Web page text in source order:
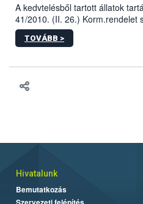
A kedvtelésből tartott állatok
41/2010. (II. 26.) Korm.rendelet
sérülés, illetve ennek veszélye
hatósági feladatokat, valamint a
vonni az ebek viselkedésének
TOVÁBB >
Hivatalunk
Bemutatkozás